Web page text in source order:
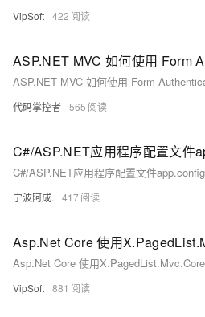
VipSoft 422
ASP.NET MVC 如何使用 Form
ASP.NET MVC 如何使用 Form
代码掌控者 565
C#/ASP.NET应用程序配置文件
宁波阿成. 417
Asp.Net Core 使用
Asp.Net Core 使用
VipSoft 881